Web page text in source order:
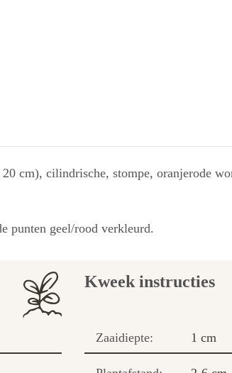
cm), cilindrische, stompe, oranjerode
punten geel/rood verkleurd.
Kweek instructies
Zaaidiepte: 1 cm